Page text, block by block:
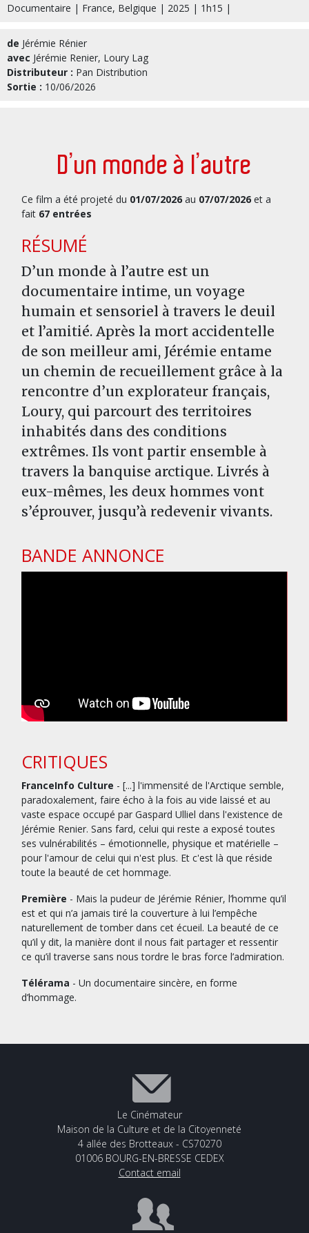
Documentaire | France, Belgique | 2025 | 1h15 |
de Jérémie Rénier
avec Jérémie Renier, Loury Lag
Distributeur : Pan Distribution
Sortie : 10/06/2026
D’un monde à l’autre
Ce film a été projeté du 01/07/2026 au 07/07/2026 et a
fait 67 entrées
RÉSUMÉ
D’un monde à l’autre est un
documentaire intime, un voyage
humain et sensoriel à travers le deuil
et l’amitié. Après la mort accidentelle
de son meilleur ami, Jérémie entame
un chemin de recueillement grâce à la
rencontre d’un explorateur français,
Loury, qui parcourt des territoires
inhabités dans des conditions
extrêmes. Ils vont partir ensemble à
travers la banquise arctique. Livrés à
eux-mêmes, les deux hommes vont
s’éprouver, jusqu’à redevenir vivants.
BANDE ANNONCE
CRITIQUES
FranceInfo Culture - [...] l'immensité de l'Arctique semble,
paradoxalement, faire écho à la fois au vide laissé et au
vaste espace occupé par Gaspard Ulliel dans l'existence de
Jérémie Renier. Sans fard, celui qui reste a exposé toutes
ses vulnérabilités – émotionnelle, physique et matérielle –
pour l'amour de celui qui n'est plus. Et c'est là que réside
toute la beauté de cet hommage.
Première - Mais la pudeur de Jérémie Rénier, l’homme qu’il
est et qui n’a jamais tiré la couverture à lui l’empêche
naturellement de tomber dans cet écueil. La beauté de ce
qu’il y dit, la manière dont il nous fait partager et ressentir
ce qu’il traverse sans nous tordre le bras force l’admiration.
Télérama - Un documentaire sincère, en forme
d’hommage.
Le Cinémateur
Maison de la Culture et de la Citoyenneté
4 allée des Brotteaux - CS70270
01006 BOURG-EN-BRESSE CEDEX
Contact email